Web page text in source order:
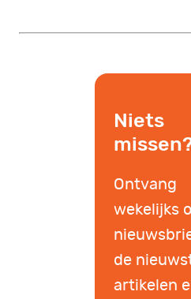
Niets
Ontvang
wekelijks
de
artikelen